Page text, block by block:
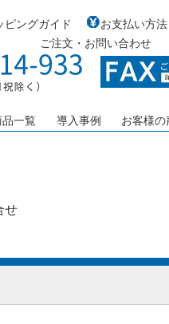
ピングガイド お支払い方法
ご注文・お問い合わせ
品一覧 導入事例 お客様の
せ